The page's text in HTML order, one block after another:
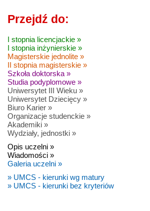
Przejdź do:
I stopnia licencjackie »
I stopnia inżynierskie »
Magisterskie jednolite »
II stopnia magisterskie »
Szkoła doktorska »
Studia podyplomowe »
Uniwersytet III Wieku »
Uniwersytet Dziecięcy »
Biuro Karier »
Organizacje studenckie »
Akademiki »
Wydziały, jednostki »
Opis uczelni »
Wiadomości »
Galeria uczelni »
» UMCS - kierunki wg matury
» UMCS - kierunki bez kryteriów